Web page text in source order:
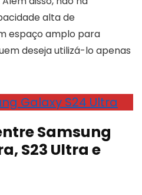
alta de
espaço amplo para
deseja utilizá-lo apenas
Galaxy S24 Ultra
Samsung
S23 Ultra e